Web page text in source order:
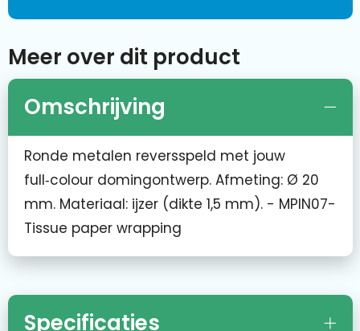
Meer over dit product
Omschrijving
Ronde metalen reversspeld met jouw
full‑colour domingontwerp. Afmeting: Ø 20
mm. Materiaal: ijzer (dikte 1,5 mm). - MPIN07-
Tissue paper wrapping
Specificaties